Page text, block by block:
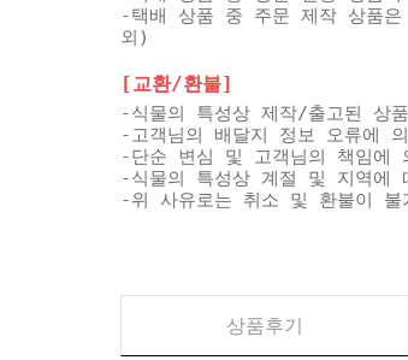
-택배 상품 중 주문 제작 상품
외)
[교환/환불]
-식물의 특성상 제작/출고된 상
-고객님의 배달지 정보 오류에
-단순 변심 및 고객님의 책임에
-식물의 특성상 계절 및 지역에
-위 사유로는 취소 및 환불이 불
상품후기